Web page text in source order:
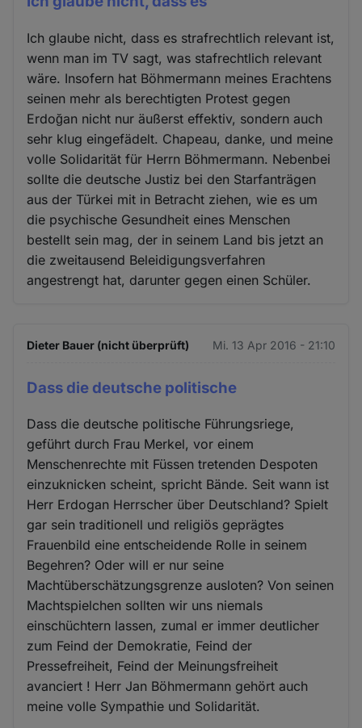
Ich glaube nicht, dass es strafrechtlich relevant ist,
wenn man im TV sagt, was stafrechtlich relevant
wäre. Insofern hat Böhmermann meines Erachtens
seinen mehr als berechtigten Protest gegen
Erdoğan nicht nur äußerst effektiv, sondern auch
sehr klug eingefädelt. Chapeau, danke, und meine
volle Solidarität für Herrn Böhmermann. Nebenbei
sollte die deutsche Justiz bei den Starfanträgen
aus der Türkei mit in Betracht ziehen, wie es um
die psychische Gesundheit eines Menschen
bestellt sein mag, der in seinem Land bis jetzt an
die zweitausend Beleidigungsverfahren
angestrengt hat, darunter gegen einen Schüler.
Dieter Bauer (nicht überprüft) Mi. 13 Apr 2016 - 21:10
Dass die deutsche politische
Dass die deutsche politische Führungsriege,
geführt durch Frau Merkel, vor einem
Menschenrechte mit Füssen tretenden Despoten
einzuknicken scheint, spricht Bände. Seit wann ist
Herr Erdogan Herrscher über Deutschland? Spielt
gar sein traditionell und religiös geprägtes
Frauenbild eine entscheidende Rolle in seinem
Begehren? Oder will er nur seine
Machtüberschätzungsgrenze ausloten? Von seinen
Machtspielchen sollten wir uns niemals
einschüchtern lassen, zumal er immer deutlicher
zum Feind der Demokratie, Feind der
Pressefreiheit, Feind der Meinungsfreiheit
avanciert ! Herr Jan Böhmermann gehört auch
meine volle Sympathie und Solidarität.